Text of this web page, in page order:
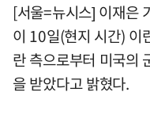
[서울=뉴시스] 이재은
이 10일(현지 시간) 이
란 측으로부터 미국의
을 받았다고 밝혔다.